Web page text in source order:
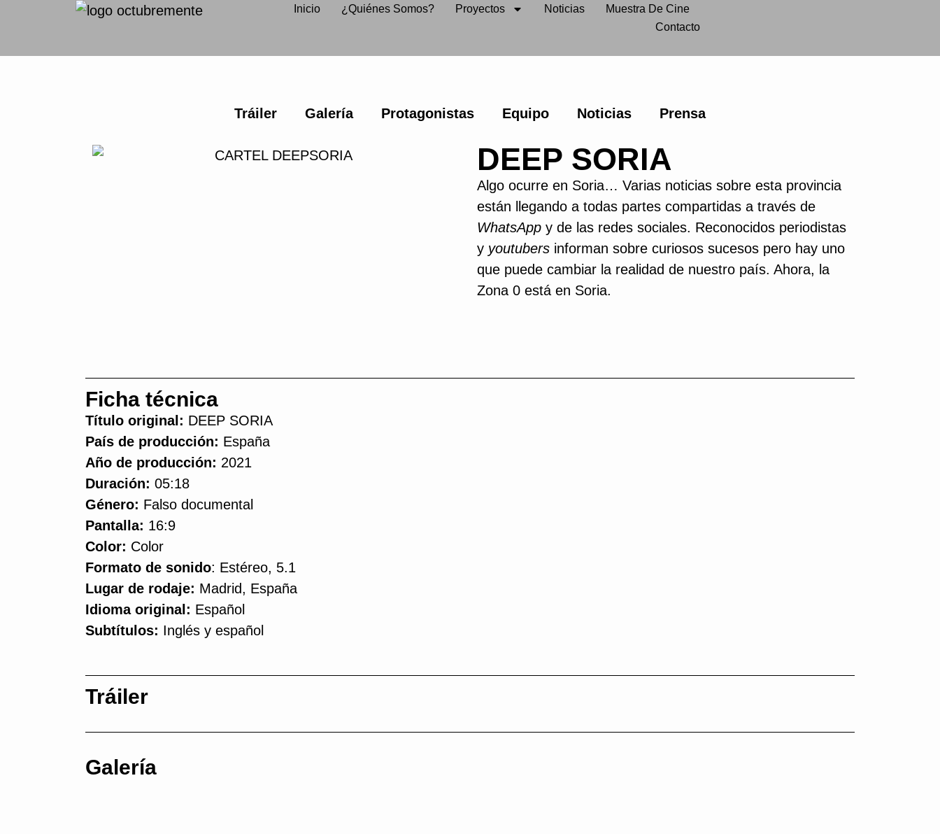
Inicio ¿Quiénes Somos? Proyectos Noticias
Muestra De Cine
Contacto
Tráiler Galería Protagonistas Equipo Noticias Prensa
DEEP SORIA
Algo ocurre en Soria… Varias noticias sobre esta provincia
están llegando a todas partes compartidas a través de
WhatsApp y de las redes sociales. Reconocidos periodistas
y youtubers informan sobre curiosos sucesos pero hay uno
que puede cambiar la realidad de nuestro país. Ahora, la
Zona 0 está en Soria.
Ficha técnica
Título original: DEEP SORIA
País de producción: España
Año de producción: 2021
Duración: 05:18
Género: Falso documental
Pantalla: 16:9
Color: Color
Formato de sonido: Estéreo, 5.1
Lugar de rodaje: Madrid, España
Idioma original: Español
Subtítulos: Inglés y español
Tráiler
Galería